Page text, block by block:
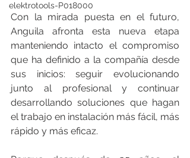
elektrotools-P018000
Con la mirada puesta en el futuro,
Anguila afronta esta nueva etapa
manteniendo intacto el compromiso
que ha definido a la compañía desde
sus inicios: seguir evolucionando
junto al profesional y continuar
desarrollando soluciones que hagan
el trabajo en instalación más fácil, más
rápido y más eficaz.